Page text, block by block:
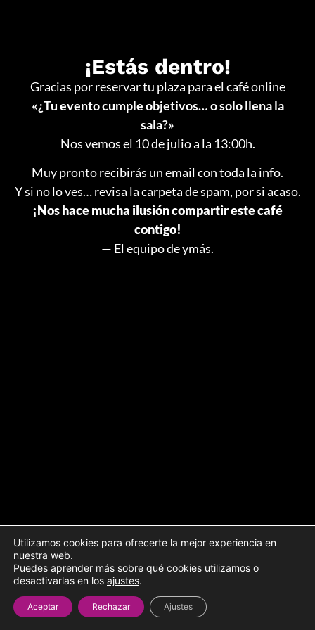
¡Estás dentro!
Gracias por reservar tu plaza para el café online
«¿Tu evento cumple objetivos… o solo llena la
sala?»
Nos vemos el 10 de julio a la 13:00h.
Muy pronto recibirás un email con toda la info.
Y si no lo ves… revisa la carpeta de spam, por si acaso.
¡Nos hace mucha ilusión compartir este café
contigo!
— El equipo de ymás.
Utilizamos cookies para ofrecerte la mejor experiencia en
nuestra web.
Puedes aprender más sobre qué cookies utilizamos o
desactivarlas en los ajustes.
Aceptar Rechazar Ajustes